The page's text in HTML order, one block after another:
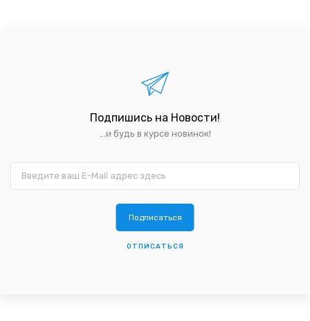
Подпишись на Новости!
...и будь в курсе новинок!
ОТПИСАТЬСЯ